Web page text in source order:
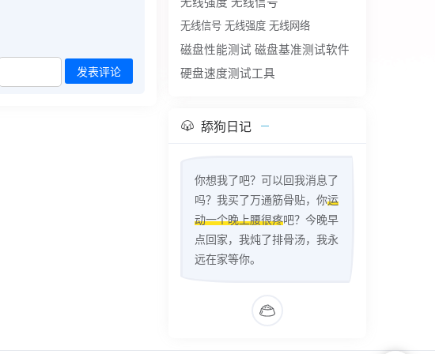
发表评论
无线信号 无线强度 无线网络
磁盘性能测试 磁盘基准测试软件
硬盘速度测试工具
舔狗日记
你想我了吧？可以回我消息了
吗？我买了万通筋骨贴，你运
动一个晚上腰很疼吧？今晚早
点回家，我炖了排骨汤，我永
远在家等你。